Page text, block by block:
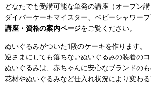
どなたでも受講可能な単発の講座（オープン講
ダイパーケーキマイスター、ベビーシャワー
講座・資格の案内ページをご覧ください。
ぬいぐるみがついた1段のケーキを作ります。
逆さまにしても落ちないぬいぐるみの装着の
ぬいぐるみは、赤ちゃんに安心なブランドのも
花材やぬいぐるみなど仕入れ状況により変わ